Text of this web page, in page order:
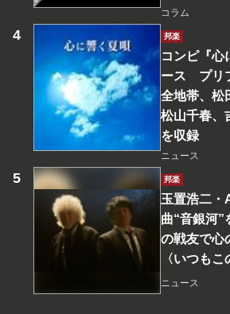
コラム
邦楽
コンピ『心
ース プリ
全地帯、松
松山千春、
を収録
ニュース
邦楽
玉置浩二・
曲“音銀河
の戦友で心
〈いつもこ
ニュース